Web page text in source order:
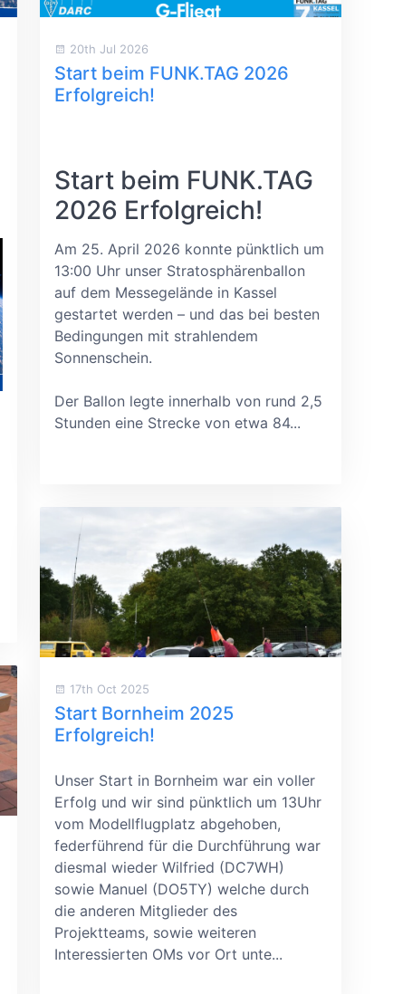
20th Jul 2026
Start beim FUNK.TAG 2026
Erfolgreich!
Start beim FUNK.TAG
2026 Erfolgreich!
Am 25. April 2026 konnte pünktlich um
13:00 Uhr unser Stratosphärenballon
auf dem Messegelände in Kassel
gestartet werden – und das bei besten
Bedingungen mit strahlendem
Sonnenschein.
Der Ballon legte innerhalb von rund 2,5
Stunden eine Strecke von etwa 84...
17th Oct 2025
Start Bornheim 2025
Erfolgreich!
Unser Start in Bornheim war ein voller
Erfolg und wir sind pünktlich um 13Uhr
vom Modellflugplatz abgehoben,
federführend für die Durchführung war
diesmal wieder Wilfried (DC7WH)
sowie Manuel (DO5TY) welche durch
die anderen Mitglieder des
Projektteams, sowie weiteren
Interessierten OMs vor Ort unte...